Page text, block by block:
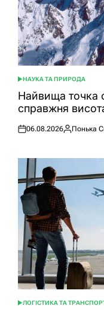
ОПУБЛІКУВАТИ
У
НАУКА ТА ПРИРОДА
Найвища точка
справжня
Оприлюднено
06.08.2026 Понька
ОПУБЛІКУВАТИ
ЛОГІСТИКА ТА